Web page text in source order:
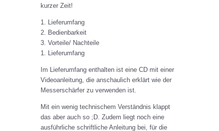
kurzer Zeit!
1. Lieferumfang
2. Bedienbarkeit
3. Vorteile/ Nachteile
1. Lieferumfang
Im Lieferumfang enthalten ist eine CD mit einer
Videoanleitung, die anschaulich erklärt wie der
Messerschärfer zu verwenden ist.
Mit ein wenig technischem Verständnis klappt
das aber auch so ;D. Zudem liegt noch eine
ausführliche schriftliche Anleitung bei, für die